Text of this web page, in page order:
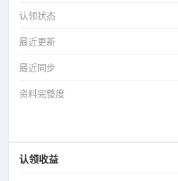
认领状态
最近更新
最近同步
资料完整度
认领收益